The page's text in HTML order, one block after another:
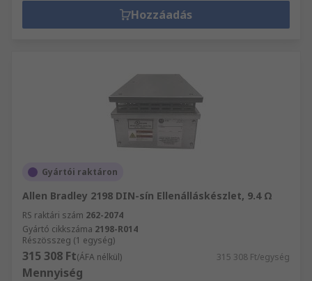
Hozzáadás
Gyártói raktáron
Allen Bradley 2198 DIN-sín Ellenálláskészlet, 9.4 Ω
RS raktári szám 262-2074
Gyártó cikkszáma 2198-R014
Részösszeg (1 egység)
315 308 Ft(ÁFA nélkül) 315 308 Ft/egység
Mennyiség